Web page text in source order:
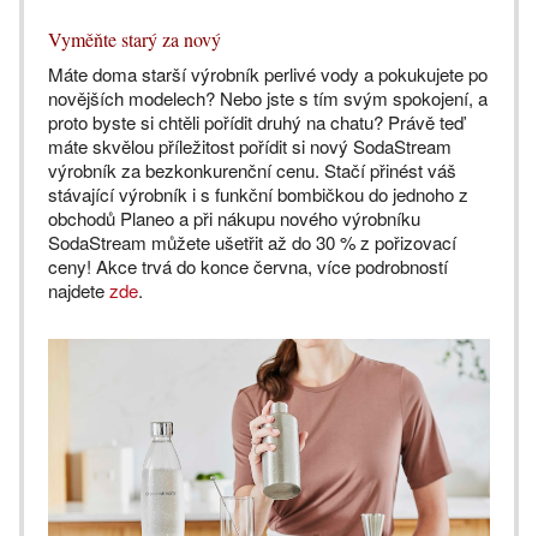
Vyměňte starý za nový
Máte doma starší výrobník perlivé vody a pokukujete po
novějších modelech? Nebo jste s tím svým spokojení, a
proto byste si chtěli pořídit druhý na chatu? Právě teď
máte skvělou příležitost pořídit si nový SodaStream
výrobník za bezkonkurenční cenu. Stačí přinést váš
stávající výrobník i s funkční bombičkou do jednoho z
obchodů Planeo a při nákupu nového výrobníku
SodaStream můžete ušetřit až do 30 % z pořizovací
ceny! Akce trvá do konce června, více podrobností
najdetezde.